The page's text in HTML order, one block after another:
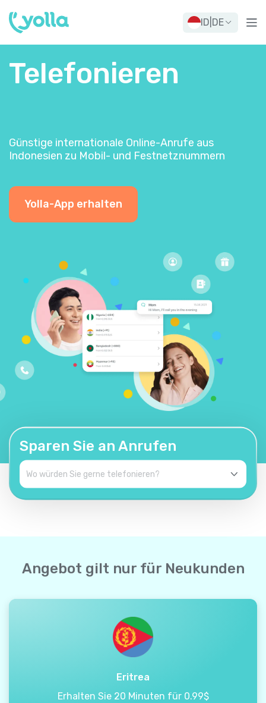
ID DE
Telefonieren
Günstige internationale Online-Anrufe aus
Indonesien zu Mobil- und Festnetznummern
Yolla-App erhalten
Sparen Sie an Anrufen
Angebot gilt nur für Neukunden
Eritrea
Erhalten Sie 20 Minuten für 0.99$